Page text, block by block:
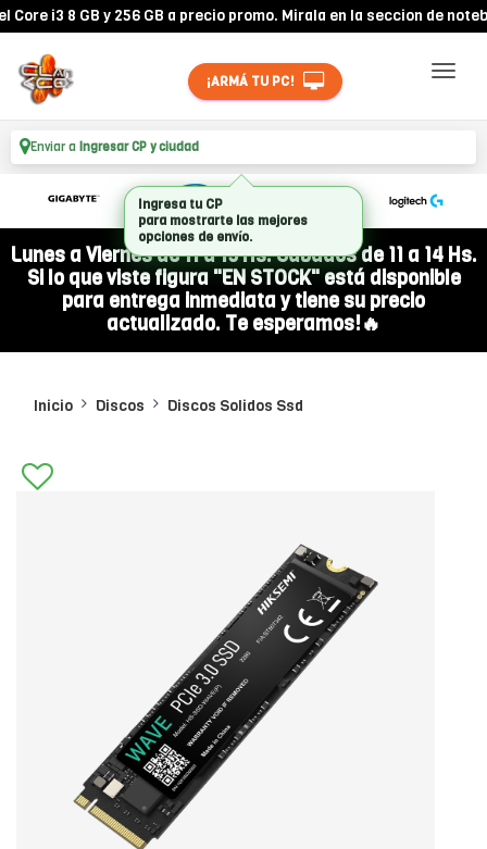
i3 8 GB y 256 GB a precio promo. Mirala en la seccion de
¡ARMÁ TU PC!
Enviar a Ingresar CP y ciudad
Lunes a Viernes de 11 a 19 Hs. Sábados de 11 a 14 Hs.
Si lo que viste figura "EN STOCK" está disponible
para entrega inmediata y tiene su precio
actualizado. Te esperamos!🔥
Inicio Discos Discos Solidos Ssd
Ingresa tu CP
para mostrarte las mejores
opciones de envío.